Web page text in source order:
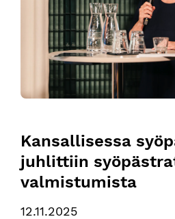
Kansallisessa
juhlittiin
valmistumista
12.11.2025